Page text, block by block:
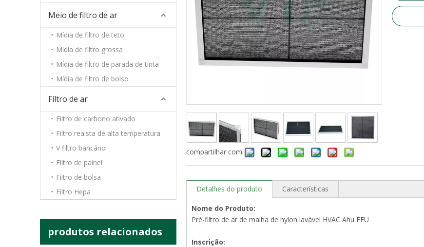
Meio de filtro de ar
Mídia de filtro de teto
Mídia de filtro grossa
Mídia de filtro de parada de tinta
Mídia de filtro de bolso
Filtro de ar
Filtro de carbono ativado
Filtro reaista de alta temperatura
V filtro bancário
Filtro de painel
Filtro de bolsa
Filtro Hepa
produtos relacionadosMeio de filtro de ar plissado primário/Matéria-prima do filtro de ar com suporte de malha de metal
compartilhar com:
Detalhes do produto Características
Nome do Produto:
Pré-filtro de ar de malha de nylon lavável HVAC Ahu FFU
Inscrição: